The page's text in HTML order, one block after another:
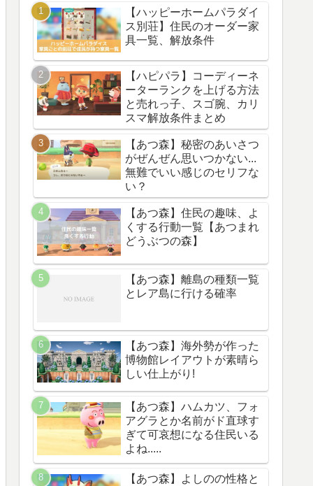
【ハッピーホームパラダイ
ス別荘】住民のオーダー家
具一覧、解放条件
【ハピパラ】コーディーネ
ーターランクを上げる方法
と売れっ子、スゴ腕、カリ
スマ解放条件まとめ
【あつ森】秘密のあいさつ
がぜんぜん思いつかない...
無難でいい感じのセリフな
い？
【あつ森】住民の趣味、よ
くする行動一覧【あつまれ
どうぶつの森】
【あつ森】離島の種類一覧
とレア島に行ける確率
【あつ森】海外勢が作った
博物館レイアウトが素晴ら
しい仕上がり!
【あつ森】ハムカツ、フォ
アグラとか名前がド直球す
ぎて可哀想になる住民いる
よね.....
【あつ森】よしのの性格と